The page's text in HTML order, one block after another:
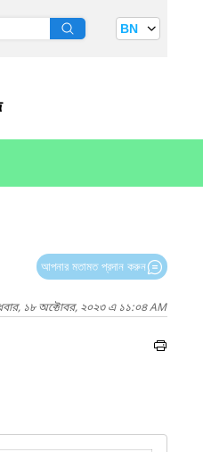
BN
আপনার মতামত প্রদান করুন
১৮ অক্টোবর, ২০২৩ এ ১১:০৪ AM